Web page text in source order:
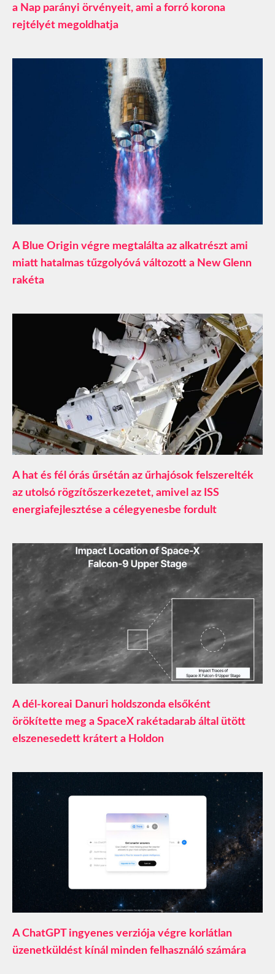
a Nap parányi örvényeit, ami a forró korona
rejtélyét megoldhatja
A Blue Origin végre megtalálta az alkatrészt ami
miatt hatalmas tűzgolyóvá változott a New Glenn
rakéta
A hat és fél órás űrsétán az űrhajósok felszerelték
az utolsó rögzítőszerkezetet, amivel az ISS
energiafejlesztése a célegyenesbe fordult
A dél-koreai Danuri holdszonda elsőként
örökítette meg a SpaceX rakétadarab által ütött
elszenesedett krátert a Holdon
A ChatGPT ingyenes verziója végre korlátlan
üzenetküldést kínál minden felhasználó számára